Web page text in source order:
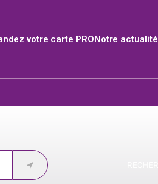
votre carte PRONotre actualité